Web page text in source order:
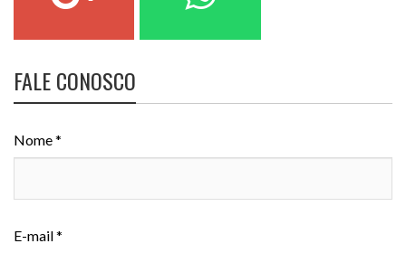
FALE CONOSCO
Nome *
E-mail *